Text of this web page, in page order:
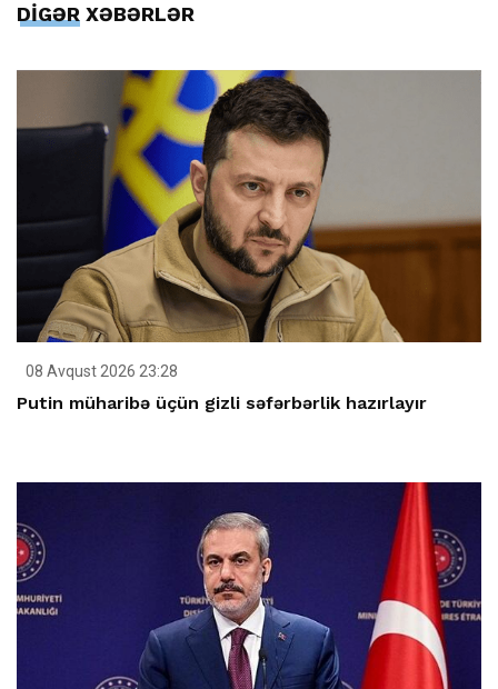
DİGƏR XƏBƏRLƏR
08 Avqust 2026 23:28
Putin müharibə üçün gizli səfərbərlik hazırlayır